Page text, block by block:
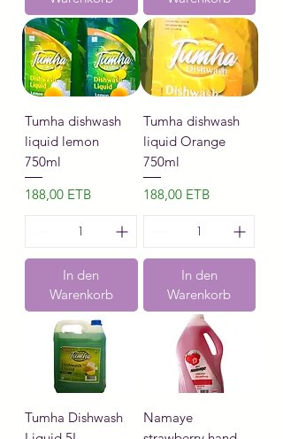
Tumha dishwash
liquid lemon
750ml
Preis
188,00 ETB
In den
Warenkorb
Tumha dishwash
liquid Orange
750ml
Preis
188,00 ETB
In den
Warenkorb
Tumha Dishwash
Namaye